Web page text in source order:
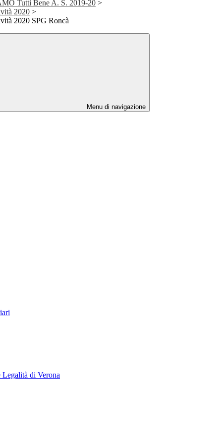
Tutti Bene A. S. 2019-20 >
2020 >
2020 SPG Roncà
Menu di navigazione
di Verona